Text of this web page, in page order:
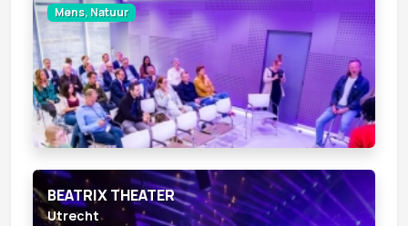
Mens, Natuur
BEATRIX THEATER
Utrecht